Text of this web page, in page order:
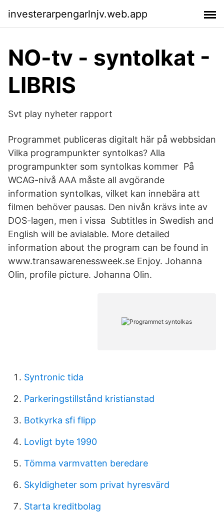
investerarpengarlnjv.web.app
NO-tv - syntolkat -
LIBRIS
Svt play nyheter rapport
Programmet publiceras digitalt här på webbsidan
Vilka programpunkter syntolkas? Alla
programpunkter som syntolkas kommer På
WCAG-nivå AAA måste all avgörande
information syntolkas, vilket kan innebära att
filmen behöver pausas. Den nivån krävs inte av
DOS-lagen, men i vissa Subtitles in Swedish and
English will be avialable. More detailed
information about the program can be found in
www.transawarenessweek.se Enjoy. Johanna
Olin, profile picture. Johanna Olin.
Syntronic tida
Parkeringstillstånd kristianstad
Botkyrka sfi flipp
Lovligt byte 1990
Tömma varmvatten beredare
Skyldigheter som privat hyresvärd
Starta kreditbolag